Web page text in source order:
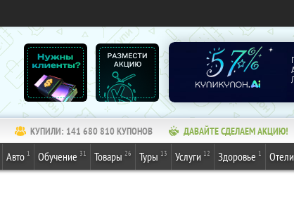
КУПИЛИ: 141 680 810КУПОНОВ ДАВАЙТЕ СДЕЛАЕМ АКЦИЮ!
Авто 1 Обучение 31 Товары 26 Туры 13 Услуги 12 Здоровье 1 Отели